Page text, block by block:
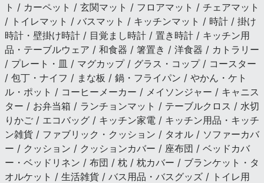
ト / カーペット / 玄関マット / フロアマット / チェアマット
/ トイレマット / バスマット / キッチンマット / 時計 / 掛け
時計・壁掛け時計 / 目覚まし時計 / 置き時計 / キッチン用
品・テーブルウェア / 和食器 / 箸置き / 洋食器 / カトラリー
/ プレート・皿 / マグカップ / グラス・コップ / コースター
/ 包丁・ナイフ / まな板 / 鍋・フライパン / やかん・ケト
ル・ポット / コーヒーメーカー / メイソンジャー / キャニス
ター / お弁当箱 / ランチョンマット / テーブルクロス / 水切
りかご / エコバッグ / キッチン家電 / キッチン用品・キッチ
ン雑貨 / ファブリック・クッション / タオル / ソファーカバ
ー / クッション / クッションカバー / 座布団 / ベッドカバ
ー・ベッドリネン / 布団 / 枕 / 枕カバー / ブランケット・タ
オルケット / 生活雑貨 / バス用品・バスグッズ / トイレ用